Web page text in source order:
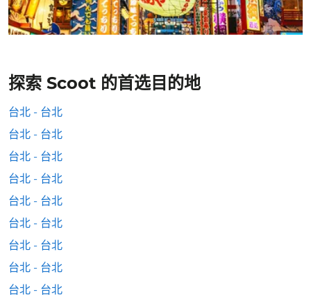
探索 Scoot 的首选目的地
台北 - 台北
台北 - 台北
台北 - 台北
台北 - 台北
台北 - 台北
台北 - 台北
台北 - 台北
台北 - 台北
台北 - 台北